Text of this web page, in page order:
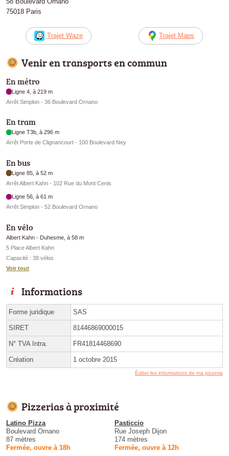
75018 Paris
Trajet Waze Trajet Maps
Venir en transports en commun
En métro
Ligne 4, à 219 m
Arrêt Simplon - 36 Boulevard Ornano
En tram
Ligne T3b, à 296 m
Arrêt Porte de Clignancourt - 100 Boulevard Ney
En bus
Ligne 85, à 52 m
Arrêt Albert Kahn - 102 Rue du Mont Cenis
Ligne 56, à 61 m
Arrêt Simplon - 52 Boulevard Ornano
En vélo
Albert Kahn - Duhesme, à 58 m
5 Place Albert Kahn
Capacité : 38 vélos
Voir tout
Informations
Forme juridique SAS
SIRET 81446869000015
N° TVA Intra. FR41814468690
Création 1 octobre 2015
Éditer les informations de ma pizzeria
Pizzerias à proximité
Latino Pizza
Boulevard Ornano
87 mètres
Fermée, ouvre à 18h
Pasticcio
Rue Joseph Dijon
174 mètres
Fermée, ouvre à 12h